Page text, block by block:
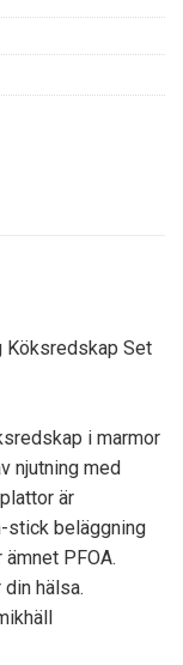
Köksredskap Set
i marmor
njutning med
är
stick beläggning
PFOA.
hälsa.